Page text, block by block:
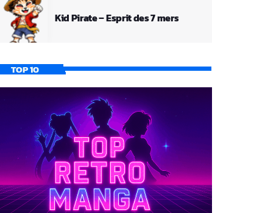
Kid Pirate – Esprit des 7 mers
TOP 10